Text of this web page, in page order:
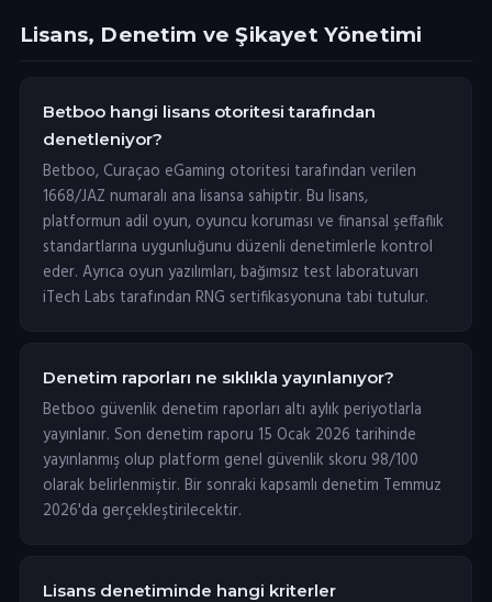
Lisans, Denetim ve Şikayet Yönetimi
Betboo hangi lisans otoritesi tarafından
denetleniyor?
Betboo, Curaçao eGaming otoritesi tarafından verilen
1668/JAZ numaralı ana lisansa sahiptir. Bu lisans,
platformun adil oyun, oyuncu koruması ve finansal şeffaflık
standartlarına uygunluğunu düzenli denetimlerle kontrol
eder. Ayrıca oyun yazılımları, bağımsız test laboratuvarı
iTech Labs tarafından RNG sertifikasyonuna tabi tutulur.
Denetim raporları ne sıklıkla yayınlanıyor?
Betboo güvenlik denetim raporları altı aylık periyotlarla
yayınlanır. Son denetim raporu 15 Ocak 2026 tarihinde
yayınlanmış olup platform genel güvenlik skoru 98/100
olarak belirlenmiştir. Bir sonraki kapsamlı denetim Temmuz
2026'da gerçekleştirilecektir.
Lisans denetiminde hangi kriterler